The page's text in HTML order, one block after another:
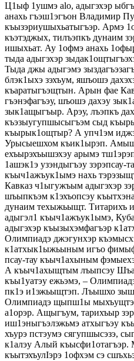
Ц1ыф 1ушмэ alo, адыгэхэр
анахь гъэш1эгъон Владимир
къызэриушыхьатыгъэр. Армэ
къэтэджых, тилъэпкъ дунаим
ишыхьат. Ау 1офмэ анахь
тыда адыгэхэр
Тыда джы адыгэмэ
блэк1ыхэ зэхъум, яшъошэ
къаратыгъэщтын. Арын фае
гъэнэфагъэу, шъошэ дахэу
зык1ащыгъыр. Арэу, лъэпкъ
къэзыугупшысыгъэм сыд
къырык1ощтыр? А упч1эм
Урысыешхом къик1ырэп.
ехъырэхъышэхэу арымэ
1ашэк1э узэндыгъэу зэрэпсау-
къыч1ажъук1ымэ нахь
Кавказ ч1ыгужъым адыгэхэр
шъыпкъэм к1эхъопсэу
дунаим техыжьыщт. Титарихъ
адыгэл1 къыч1ажъук1ымэ,
адыгэхэр къызыхэмфагъэр
Олимпиадэ джэгунхэр
к1атхык1ыжьыным игъо
псау-тау къыч1ахыным
А къыч1ахыщтым лъыпсэу
къы1уатэу ежьэмэ, –
пк1э и1эжьыщтэп. Лъышхо
Олимпиадэ щыпш1ы
а1орэр. Ащыгъум, тарихъыр
иш1эныгъэлэжьмэ атхыгъэу
хъурэ пстэумэ сягупшысэзэ,
к1алэу Алый
къытэхъулIэрэ 1офхэм сэ